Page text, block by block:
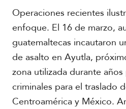
Operaciones recientes
enfoque. El 16 de marzo,
guatemaltecas incautaron
de asalto en Ayutla,
zona utilizada durante
criminales para el traslado
Centroamérica y México.